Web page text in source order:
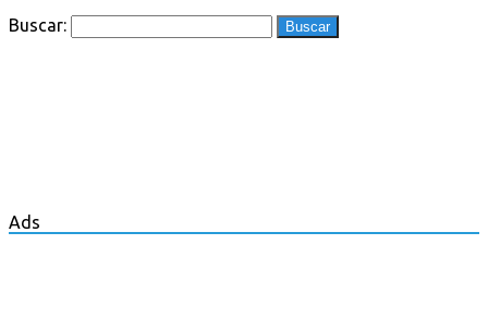
Buscar:
Ads